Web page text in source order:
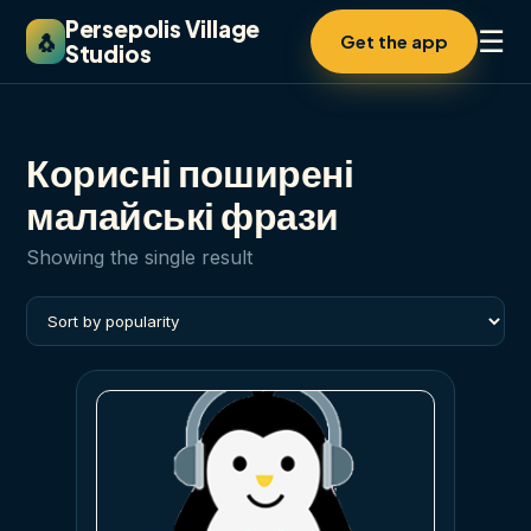
🐧 Persepolis Village
Studios
Get the app ☰
Корисні поширені
малайські фрази
Showing the single result